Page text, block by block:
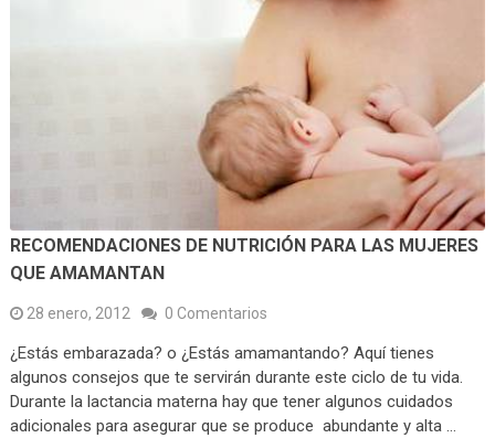
RECOMENDACIONES DE NUTRICIÓN PARA LAS MUJERES
QUE AMAMANTAN
28 enero, 2012 0 Comentarios
¿Estás embarazada? o ¿Estás amamantando? Aquí tienes
algunos consejos que te servirán durante este ciclo de tu vida.
Durante la lactancia materna hay que tener algunos cuidados
adicionales para asegurar que se produce abundante y alta …